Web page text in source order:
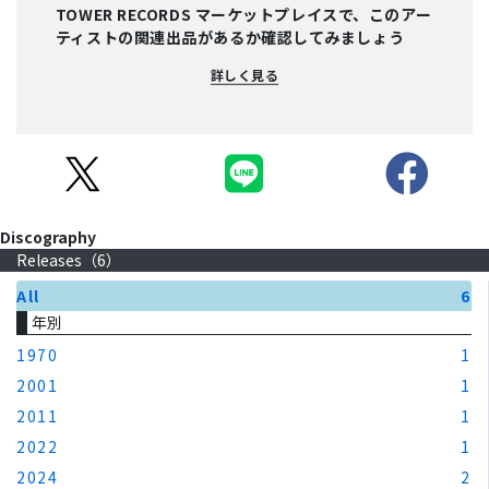
TOWER RECORDS マーケットプレイスで、このアー
ティストの関連出品があるか確認してみましょう
詳しく見る
Discography
Releases（6）
All
6
年別
1970
1
2001
1
2011
1
2022
1
2024
2